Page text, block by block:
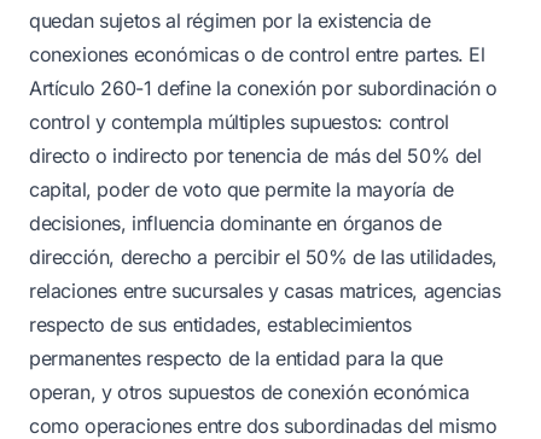
quedan sujetos al régimen por la existencia de
conexiones económicas o de control entre partes. El
Artículo 260-1 define la conexión por subordinación o
control y contempla múltiples supuestos: control
directo o indirecto por tenencia de más del 50% del
capital, poder de voto que permite la mayoría de
decisiones, influencia dominante en órganos de
dirección, derecho a percibir el 50% de las utilidades,
relaciones entre sucursales y casas matrices, agencias
respecto de sus entidades, establecimientos
permanentes respecto de la entidad para la que
operan, y otros supuestos de conexión económica
como operaciones entre dos subordinadas del mismo